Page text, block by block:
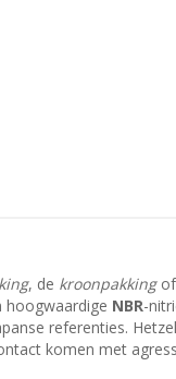
, de kroonpakkingof
hoogwaardige NBR-
referenties.
komen met